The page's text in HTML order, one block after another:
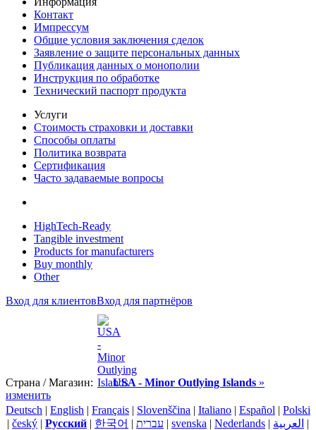
Контакт
Импрессум
Общие условия заключения сделок
Заявление о защите персональных данных
Публикация данных о монополии
Инструкция по обработке
Технический паспорт продукта
Услуги
Стоимость страховки и доставки
Способы оплаты
Политика возврата
Сертификация
Часто задаваемые вопросы
HighTech-Ready
Tangible investment
Products for manufacturers
Buy monthly
Other
Вход для клиентовВход для партнёров
Страна / Магазин: USA - Minor Outlying Islands »
изменить
Deutsch | English | Français | Slovenščina | Italiano | Español | Polski
| český | Pусский | 한국어 | עברית | svenska | Nederlands | العربية |